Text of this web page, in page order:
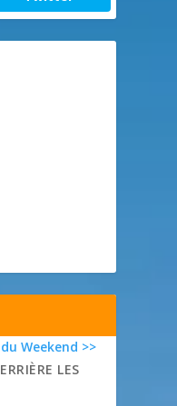
Weekend >>
LES